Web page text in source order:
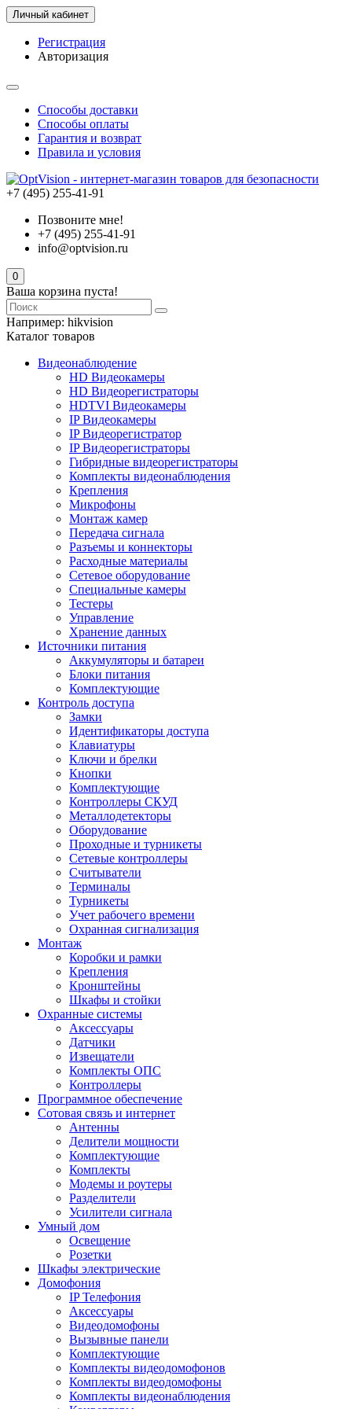
Личный кабинет
Регистрация
Авторизация
Способы доставки
Способы оплаты
Гарантия и возврат
Правила и условия
+7 (495) 255-41-91
Позвоните мне!
+7 (495) 255-41-91
info@optvision.ru
0
Ваша корзина пуста!
Например: hikvision
Каталог товаров
Видеонаблюдение
HD Видеокамеры
HD Видеорегистраторы
HDTVI Видеокамеры
IP Видеокамеры
IP Видеорегистратор
IP Видеорегистраторы
Гибридные видеорегистраторы
Комплекты видеонаблюдения
Крепления
Микрофоны
Монтаж камер
Передача сигнала
Разъемы и коннекторы
Расходные материалы
Сетевое оборудование
Специальные камеры
Тестеры
Управление
Хранение данных
Источники питания
Аккумуляторы и батареи
Блоки питания
Комплектующие
Контроль доступа
Замки
Идентификаторы доступа
Клавиатуры
Ключи и брелки
Кнопки
Комплектующие
Контроллеры СКУД
Металлодетекторы
Оборудование
Проходные и турникеты
Сетевые контроллеры
Считыватели
Терминалы
Турникеты
Учет рабочего времени
Охранная сигнализация
Монтаж
Коробки и рамки
Крепления
Кронштейны
Шкафы и стойки
Охранные системы
Аксессуары
Датчики
Извещатели
Комплекты ОПС
Контроллеры
Программное обеспечение
Сотовая связь и интернет
Антенны
Делители мощности
Комплектующие
Комплекты
Модемы и роутеры
Разделители
Усилители сигнала
Умный дом
Освещение
Розетки
Шкафы электрические
Домофония
IP Телефония
Аксессуары
Видеодомофоны
Вызывные панели
Комплектующие
Комплекты видеодомофонов
Комплекты видеодомофоны
Комплекты видеонаблюдения